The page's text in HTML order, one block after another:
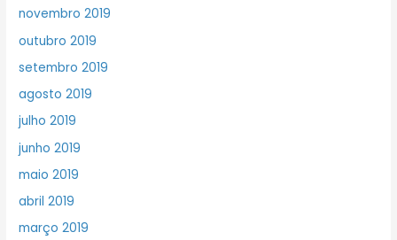
novembro 2019
outubro 2019
setembro 2019
agosto 2019
julho 2019
junho 2019
maio 2019
abril 2019
março 2019